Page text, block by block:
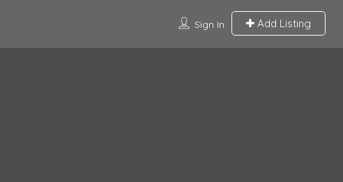
Sign In Add Listing